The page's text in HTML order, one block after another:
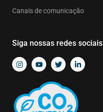
Canais de comunicação
Siga nossas redes sociais